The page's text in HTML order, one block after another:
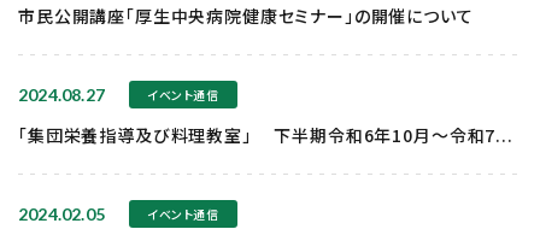
市民公開講座「厚生中央病院健康セミナー」の開催について
2024.08.27 イベント通信
「集団栄養指導及び料理教室」 下半期令和6年10月～令和7...
2024.02.05 イベント通信